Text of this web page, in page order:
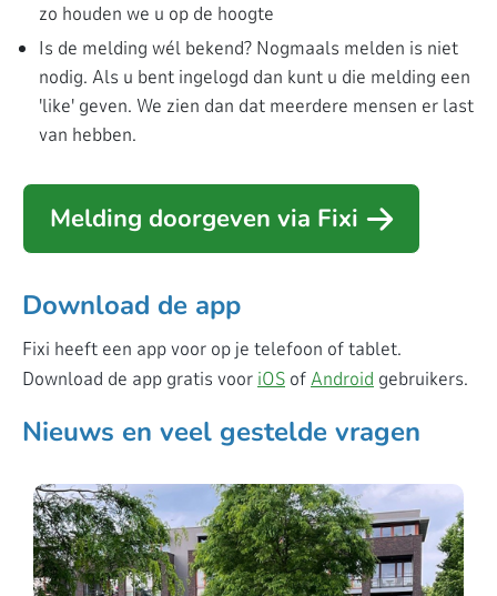
zo houden we u op de hoogte
Is de melding wél bekend? Nogmaals melden is niet
nodig. Als u bent ingelogd dan kunt u die melding een
'like' geven. We zien dan dat meerdere mensen er last
van hebben.
Melding doorgeven via Fixi
Download de app
Fixi heeft een app voor op je telefoon of tablet.
Download de app gratis voor iOS ofAndroid gebruikers.
Nieuws en veel gestelde vragen